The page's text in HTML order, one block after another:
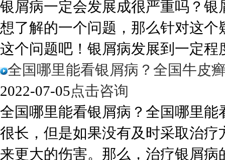
银屑病一定会发展成很严重吗？
想了解的一个问题，那么针对这
这个问题吧！银屑病发展到一定程
全国哪里能看银屑病？全国牛皮
2022-07-05点击咨询
全国哪里能看银屑病？全国哪里
很长，但是如果没有及时采取治
来更大的伤害。那么，治疗银屑病